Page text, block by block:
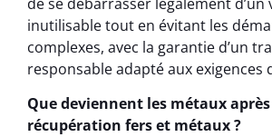
inutilisable tout en évitant les
complexes, avec la garantie d’un
responsable adapté aux exigences
Que deviennent les métaux
récupération fers et métaux ?